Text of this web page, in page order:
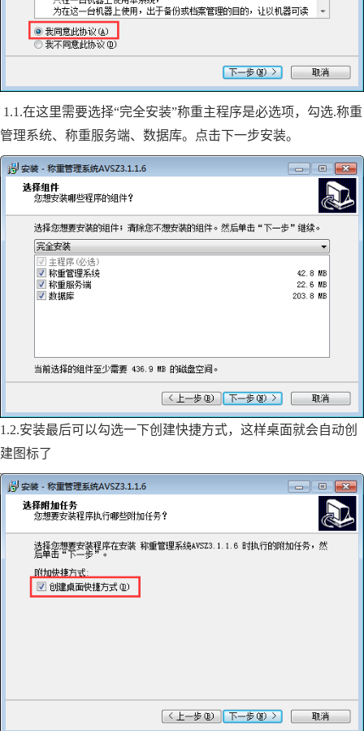
1.1.在这里需要选择“完全安装”称重主程序是必选项，勾选.称重
管理系统、称重服务端、数据库。点击下一步安装。
1.2.安装最后可以勾选一下创建快捷方式，这样桌面就会自动创
建图标了